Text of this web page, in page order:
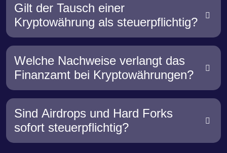
Gilt der Tausch einer
Kryptowährung als steuerpflichtig?
Welche Nachweise verlangt das
Finanzamt bei Kryptowährungen?
Sind Airdrops und Hard Forks
sofort steuerpflichtig?